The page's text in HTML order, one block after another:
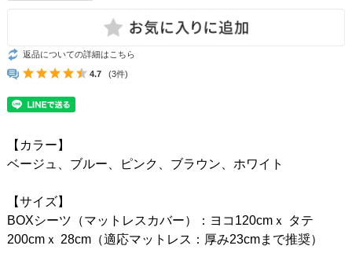
返品についての詳細はこちら
4.7 (3件)
【カラー】
ベージュ、ブルー、ピンク、ブラウン、ホワイト
【サイズ】
BOXシーツ（マットレスカバー）：ヨコ120cmｘ タテ
200cmｘ 28cm（適応マットレス：厚み23cmまで推奨）